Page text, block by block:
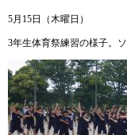
5月15日（木曜日）
3年生体育祭練習の様子。